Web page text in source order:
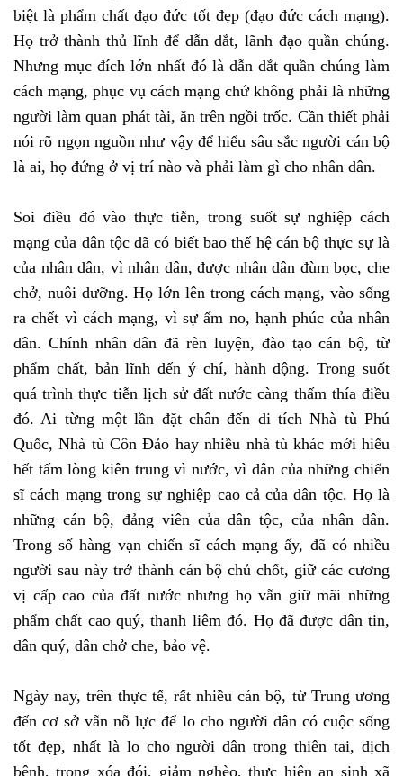
biệt là phẩm chất đạo đức tốt đẹp (đạo đức cách mạng).
Họ trở thành thủ lĩnh để dẫn dắt, lãnh đạo quần chúng.
Nhưng mục đích lớn nhất đó là dẫn dắt quần chúng làm
cách mạng, phục vụ cách mạng chứ không phải là những
người làm quan phát tài, ăn trên ngồi trốc. Cần thiết phải
nói rõ ngọn nguồn như vậy để hiểu sâu sắc người cán bộ
là ai, họ đứng ở vị trí nào và phải làm gì cho nhân dân.
Soi điều đó vào thực tiễn, trong suốt sự nghiệp cách
mạng của dân tộc đã có biết bao thế hệ cán bộ thực sự là
của nhân dân, vì nhân dân, được nhân dân đùm bọc, che
chở, nuôi dưỡng. Họ lớn lên trong cách mạng, vào sống
ra chết vì cách mạng, vì sự ấm no, hạnh phúc của nhân
dân. Chính nhân dân đã rèn luyện, đào tạo cán bộ, từ
phẩm chất, bản lĩnh đến ý chí, hành động. Trong suốt
quá trình thực tiễn lịch sử đất nước càng thấm thía điều
đó. Ai từng một lần đặt chân đến di tích Nhà tù Phú
Quốc, Nhà tù Côn Đảo hay nhiều nhà tù khác mới hiểu
hết tấm lòng kiên trung vì nước, vì dân của những chiến
sĩ cách mạng trong sự nghiệp cao cả của dân tộc. Họ là
những cán bộ, đảng viên của dân tộc, của nhân dân.
Trong số hàng vạn chiến sĩ cách mạng ấy, đã có nhiều
người sau này trở thành cán bộ chủ chốt, giữ các cương
vị cấp cao của đất nước nhưng họ vẫn giữ mãi những
phẩm chất cao quý, thanh liêm đó. Họ đã được dân tin,
dân quý, dân chở che, bảo vệ.
Ngày nay, trên thực tế, rất nhiều cán bộ, từ Trung ương
đến cơ sở vẫn nỗ lực để lo cho người dân có cuộc sống
tốt đẹp, nhất là lo cho người dân trong thiên tai, dịch
bệnh, trong xóa đói, giảm nghèo, thực hiện an sinh xã